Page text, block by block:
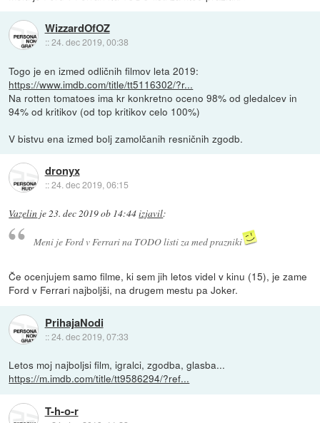
WizzardOfOZ
::24. dec 2019, 00:38
Togo je en izmed odličnih filmov leta 2019:
https://www.imdb.com/title/tt5116302/?r...
Na rotten tomatoes ima kr konkretno oceno 98% od gledalcev in
94% od kritikov (od top kritikov celo 100%)
V bistvu ena izmed bolj zamolčanih resničnih zgodb.
dronyx
::24. dec 2019, 06:15
Vazelin je23. dec 2019 ob 14:44izjavil:
Meni je Ford v Ferrari na TODO listi za med prazniki
Če ocenjujem samo filme, ki sem jih letos videl v kinu (15), je zame
Ford v Ferrari najboljši, na drugem mestu pa Joker.
PrihajaNodi
::24. dec 2019, 07:33
Letos moj najboljsi film, igralci, zgodba, glasba...
https://m.imdb.com/title/tt9586294/?ref...
T-h-o-r